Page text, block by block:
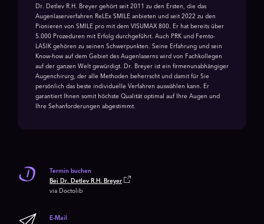
Dr. Detlev R.H. Breyer gehört seit 2011 zu den Ersten, die das
Augenlaserverfahren ReLEx SMILE anbieten und seit 2022 zu den
Pionieren von SMILE pro mit dem VISUMAX 800. Er hat bereits über
5.000 Prozeduren mit Erfolg durchgeführt. Auch PRK und Femto-
LASIK gehören zu seinen Schwerpunkten. Seine Erfahrung und sein
Know-how auf dem Gebiet des Augenlaserns wird von Fachkollegen
auf der ganzen Welt gewürdigt. Dr. Breyer ist ein firmenunabhängiger
Augenchirurg, der alle Methoden beherrscht und damit für Sie
persönlich das beste individuelle Verfahren auswählen kann. Er
garantiert Ihnen somit höchste Qualität optimal auf Ihre Augen und
Ihre Sehanforderungen abgestimmt.
Termin buchen
Bei Dr. Detlev R.H. Breyer
via Doctolib
E-Mail